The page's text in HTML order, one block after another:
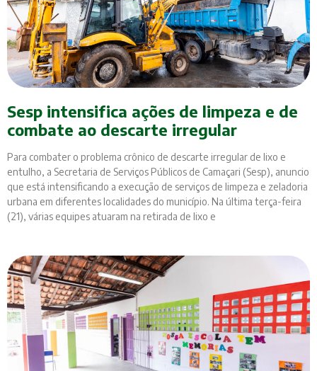
Sesp intensifica ações de limpeza e de
combate ao descarte irregular
Para combater o problema crônico de descarte irregular de lixo e
entulho, a Secretaria de Serviços Públicos de Camaçari (Sesp), anuncio
que está intensificando a execução de serviços de limpeza e zeladoria
urbana em diferentes localidades do município. Na última terça-feira
(21), várias equipes atuaram na retirada de lixo e